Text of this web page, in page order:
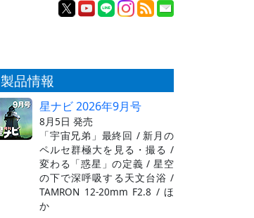
製品情報
星ナビ 2026年9月号
8月5日 発売
「宇宙兄弟」最終回 / 新月の
ペルセ群極大を見る・撮る /
変わる「惑星」の定義 / 星空
の下で深呼吸する天文台浴 /
TAMRON 12-20mm F2.8 / ほ
か